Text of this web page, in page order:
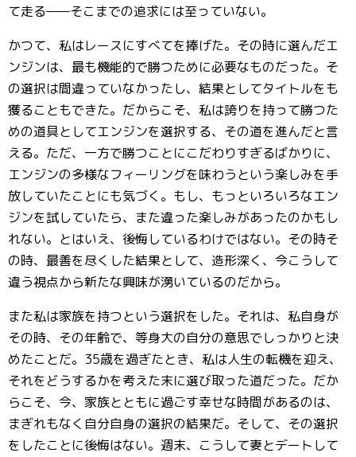
て走る——そこまでの追求には至っていない。
かつて、私はレースにすべてを捧げた。その時に選んだエ
ンジンは、最も機能的で勝つために必要なものだった。そ
の選択は間違っていなかったし、結果としてタイトルをも
獲ることもできた。だからこそ、私は誇りを持って勝つた
めの道具としてエンジンを選択する、その道を進んだと言
える。ただ、一方で勝つことにこだわりすぎるばかりに、
エンジンの多様なフィーリングを味わうという楽しみを手
放していたことにも気づく。もし、もっといろいろなエン
ジンを試していたら、また違った楽しみがあったのかもし
れない。とはいえ、後悔しているわけではない。その時そ
の時、最善を尽くした結果として、造形深く、今こうして
違う視点から新たな興味が湧いているのだから。
また私は家族を持つという選択をした。それは、私自身が
その時、その年齢で、等身大の自分の意思でしっかりと決
めたことだ。35歳を過ぎたとき、私は人生の転機を迎え、
それをどうするかを考えた末に選び取った道だった。だか
らこそ、今、家族とともに過ごす幸せな時間があるのは、
まぎれもなく自分自身の選択の結果だ。そして、その選択
をしたことに後悔はない。週末、こうして妻とデートして